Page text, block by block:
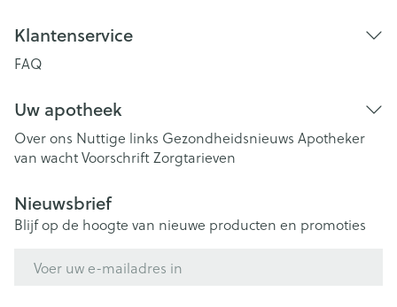
Klantenservice
FAQ
Uw apotheek
Over ons Nuttige links Gezondheidsnieuws Apotheker
van wachtVoorschriftZorgtarieven
Nieuwsbrief
Blijf op de hoogte van nieuwe producten en promoties